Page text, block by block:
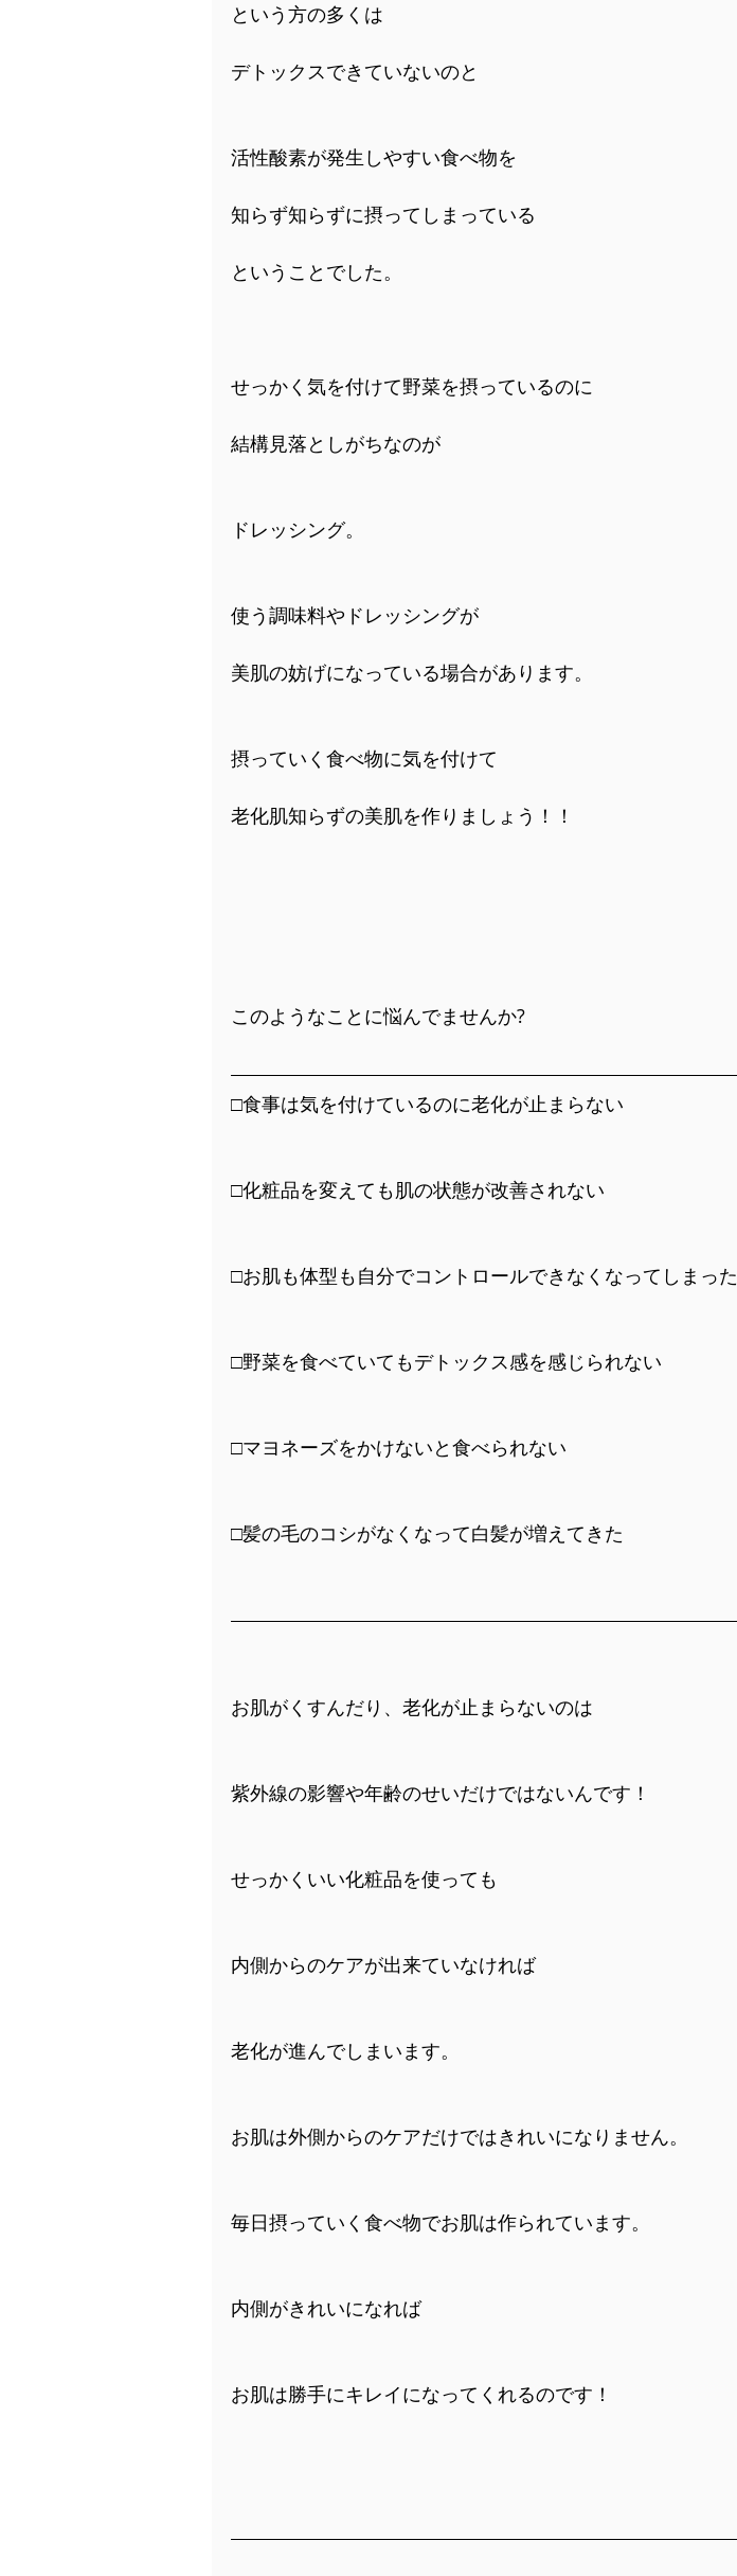
という方の多くは
デトックスできていないのと
活性酸素が発生しやすい食べ物を
知らず知らずに摂ってしまっている
ということでした。
せっかく気を付けて野菜を摂っているのに
結構見落としがちなのが
ドレッシング。
使う調味料やドレッシングが
美肌の妨げになっている場合があります。
摂っていく食べ物に気を付けて
老化肌知らずの美肌を作りましょう！！
このようなことに悩んでませんか?
□食事は気を付けているのに老化が止まらない
□化粧品を変えても肌の状態が改善されない
□お肌も体型も自分でコントロールできなくなってしまった
□野菜を食べていてもデトックス感を感じられない
□マヨネーズをかけないと食べられない
□髪の毛のコシがなくなって白髪が増えてきた
お肌がくすんだり、老化が止まらないのは
紫外線の影響や年齢のせいだけではないんです！
せっかくいい化粧品を使っても
内側からのケアが出来ていなければ
老化が進んでしまいます。
お肌は外側からのケアだけではきれいになりません。
毎日摂っていく食べ物でお肌は作られています。
内側がきれいになれば
お肌は勝手にキレイになってくれるのです！